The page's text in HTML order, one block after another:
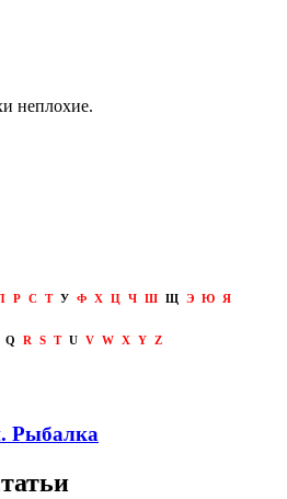
неплохие.
Р С Т У Ф Х Ц Ч Ш Щ Э Ю Я
Q R S T U V W X Y Z
Рыбалка